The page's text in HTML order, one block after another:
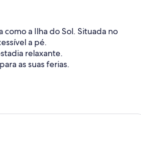
como a Ilha do Sol. Situada no
a pé.
relaxante.
as suas ferias.
, Santa Maria Azores
de Almagreira -